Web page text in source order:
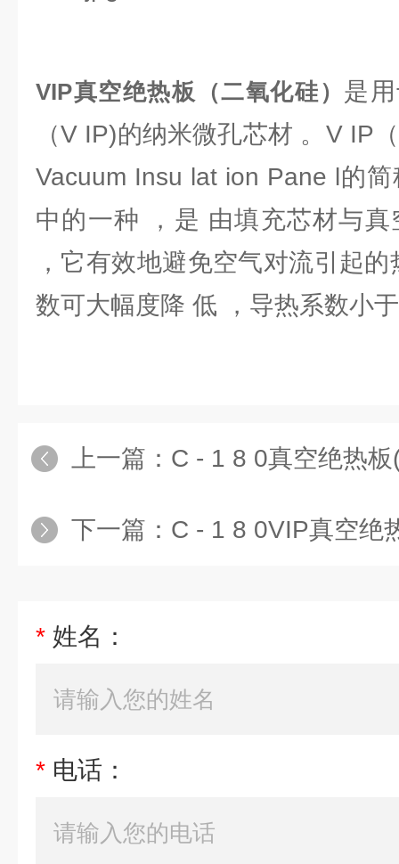
VIP真空绝热板（二氧化硅） 是
（V IP)的纳米微孔芯材 。V IP
Vacuum Insu lat ion Pane l的
中的一种 ，是 由填充芯材与
，它有效地避免空气对流引起
数可大幅度降 低 ，导热系数小
上一篇： C - 1 8 0真空绝热
下一篇： C - 1 8 0VIP真空绝
* 姓名：
* 电话：